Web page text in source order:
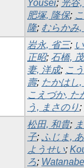
Yousei; 光谷
肥塚, 隆保;
隆; むらかみ,
岩永, 省三;
正昭; 石橋,
妻, 洋成; こ
壽; たかはし
こえづか, た
う, まさのり;
松田, 和貴;
子; ふじま,
ようせい;
ろ;